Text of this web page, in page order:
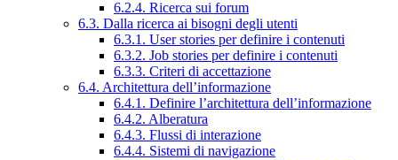
6.2.4. Ricerca sui forum
6.3. Dalla ricerca ai bisogni degli utenti
6.3.1. User stories per definire i contenuti
6.3.2. Job stories per definire i contenuti
6.3.3. Criteri di accettazione
6.4. Architettura dell’informazione
6.4.1. Definire l’architettura dell’informazione
6.4.2. Alberatura
6.4.3. Flussi di interazione
6.4.4. Sistemi di navigazione